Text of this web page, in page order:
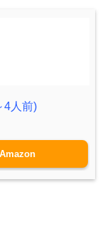
4人前)
Amazon